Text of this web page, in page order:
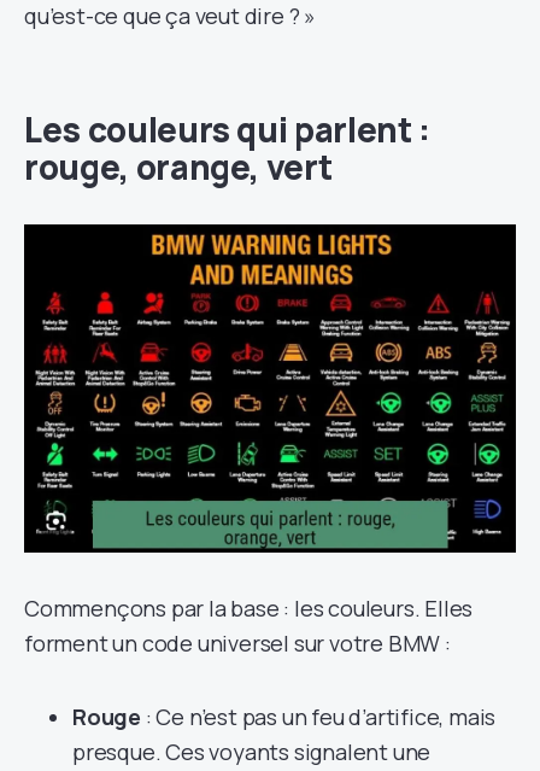
qu’est-ce que ça veut dire ? »
Les couleurs qui parlent :
rouge, orange, vert
Commençons par la base : les couleurs. Elles
forment un code universel sur votre BMW :
Rouge : Ce n’est pas un feu d’artifice, mais
presque. Ces voyants signalent une